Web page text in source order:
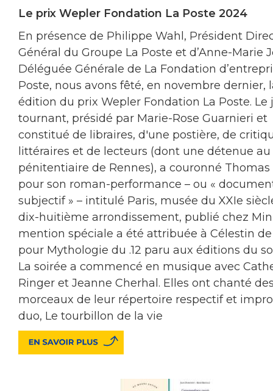
Le prix Wepler Fondation La Poste 2024
En présence de Philippe Wahl, Président
Général du Groupe La Poste et d’Anne-Marie
Déléguée Générale de La Fondation
Poste, nous avons fêté, en novembre dernier,
édition du prix Wepler Fondation La Poste. Le
tournant, présidé par Marie-Rose Guarnieri et
constitué de libraires, d'une postière, de
littéraires et de lecteurs (dont une détenue
pénitentiaire de Rennes), a couronné Thomas
pour son roman-performance – ou «
subjectif » – intitulé Paris, musée du XXIe
dix-huitième arrondissement, publié chez
mention spéciale a été attribuée à Célestin
pour Mythologie du .12 paru aux éditions du
La soirée a commencé en musique avec
Ringer et Jeanne Cherhal. Elles ont chanté
morceaux de leur répertoire respectif et
duo, Le tourbillon de la vie